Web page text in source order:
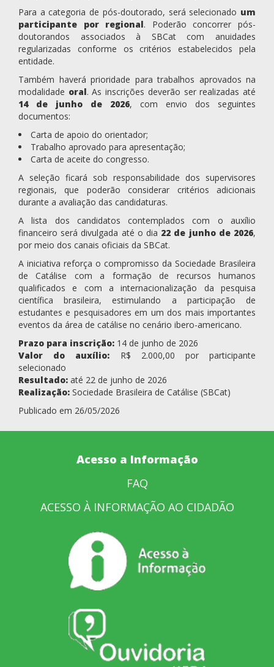
Para a categoria de pós-doutorado, será selecionado um
participante por regional. Poderão concorrer pós-
doutorandos associados à SBCat com anuidades
regularizadas conforme os critérios estabelecidos pela
entidade.
Também haverá prioridade para trabalhos aprovados na
modalidade oral. As inscrições deverão ser realizadas até
14 de junho de 2026, com envio dos seguintes
documentos:
Carta de apoio do orientador;
Trabalho aprovado para apresentação;
Carta de aceite do congresso.
A seleção ficará sob responsabilidade dos supervisores
regionais, que poderão considerar critérios adicionais
durante a avaliação das candidaturas.
A lista dos candidatos contemplados com o auxílio
financeiro será divulgada até o dia 22 de junho de 2026,
por meio dos canais oficiais da SBCat.
A iniciativa reforça o compromisso da Sociedade Brasileira
de Catálise com a formação de recursos humanos
qualificados e com a internacionalização da pesquisa
científica brasileira, estimulando a participação de
estudantes e pesquisadores em um dos mais importantes
eventos da área de catálise no cenário ibero-americano.
Prazo para inscrição: 14 de junho de 2026
Valor do auxílio: R$ 2.000,00 por participante
selecionado
Resultado: até 22 de junho de 2026
Realização: Sociedade Brasileira de Catálise (SBCat)
Publicado em 26/05/2026
Acesso a Informação
FAQ
ACESSO À INFORMAÇÃO AO CIDADÃO